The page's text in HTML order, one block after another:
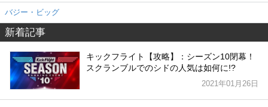
バジー・ビッグ
新着記事
キックフライト【攻略】：シーズン10閉幕！
スクランブルでのシドの人気は如何に!?
2021年01月26日